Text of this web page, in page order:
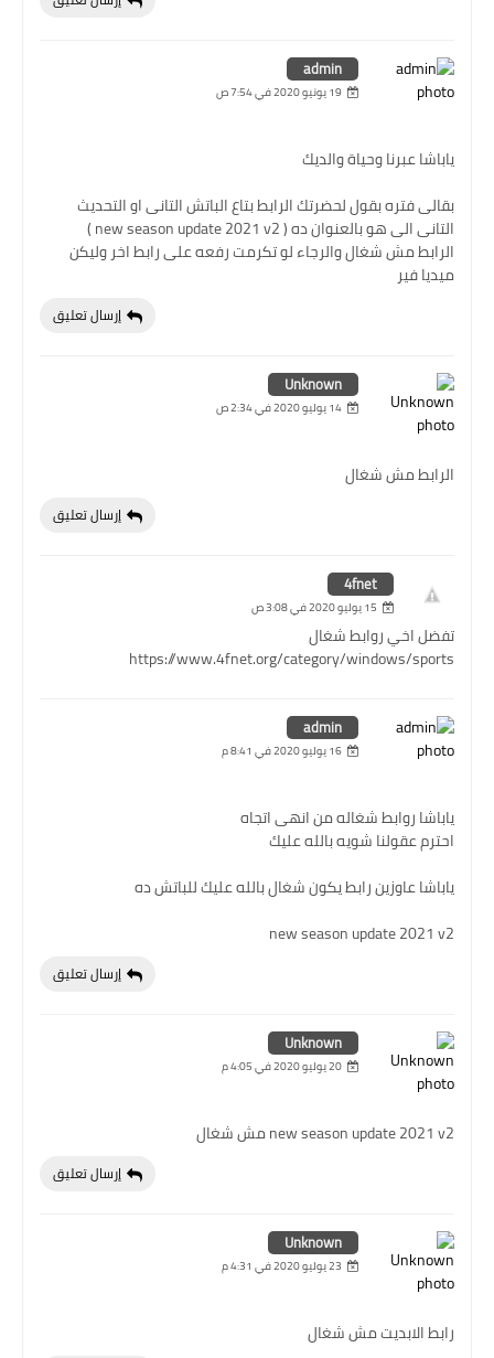
admin
19 يونيو 2020 في 7:54 ص
ياباشا عبرنا وحياة والديك
بقالى فتره بقول لحضرتك الرابط بتاع الباتش التانى او التحديث
التانى الى هو بالعنوان ده ( new season update 2021 v2 )
الرابط مش شغال والرجاء لو تكرمت رفعه على رابط اخر وليكن
ميديا فير
إرسال تعليق
Unknown
14 يوليو 2020 في 2:34 ص
الرابط مش شغال
إرسال تعليق
4fnet
15 يوليو 2020 في 3:08 ص
تفضل اخي روابط شغال
https://www.4fnet.org/category/windows/sports
admin
16 يوليو 2020 في 8:41 م
ياباشا روابط شغاله من انهى اتجاه
احترم عقولنا شويه بالله عليك
ياباشا عاوزين رابط يكون شغال بالله عليك للباتش ده
new season update 2021 v2
إرسال تعليق
Unknown
20 يوليو 2020 في 4:05 م
new season update 2021 v2 مش شغال
إرسال تعليق
Unknown
23 يوليو 2020 في 4:31 م
رابط الابديت مش شغال